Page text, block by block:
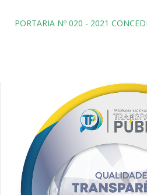
PORTARIA Nº 020 - 2021